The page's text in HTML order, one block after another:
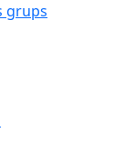
grups